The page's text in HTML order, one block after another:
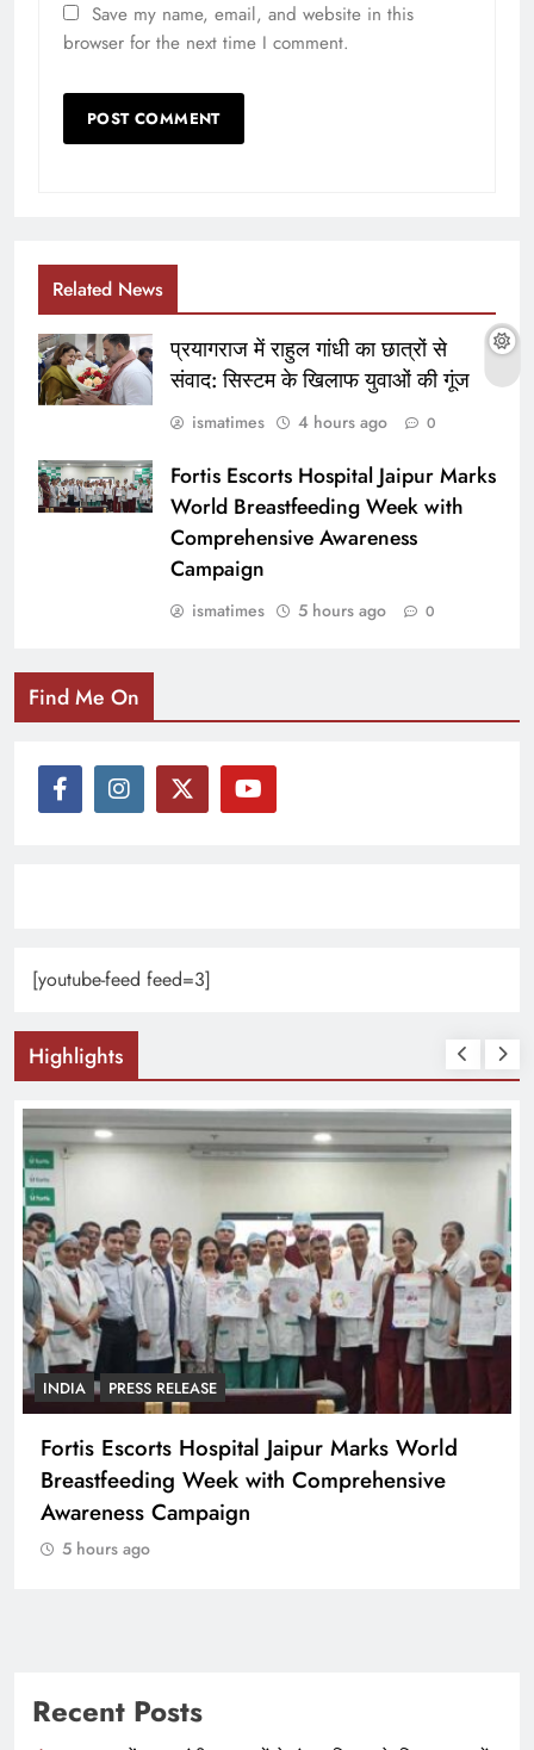
Save my name, email, and website in this
browser for the next time I comment.
Related News
प्रयागराज में राहुल गांधी का छात्रों से
संवाद: सिस्टम के खिलाफ युवाओं की गूंज
ismatimes 4 hours ago 0
Fortis Escorts Hospital Jaipur Marks
World Breastfeeding Week with
Comprehensive Awareness
Campaign
ismatimes 5 hours ago 0
Find Me On
[youtube-feed feed=3]
Highlights
World
PRESS RELEASE
CTI के ऐतिहासिक व्यापारी सम्मेलन में
व्यापारी संगठन शामिल
5 hours ago
Recent Posts